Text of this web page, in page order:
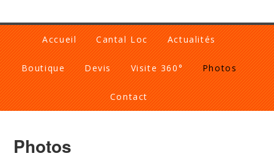
Accueil Cantal Loc Actualités
Boutique Devis Visite 360° Photos
Contact
Photos